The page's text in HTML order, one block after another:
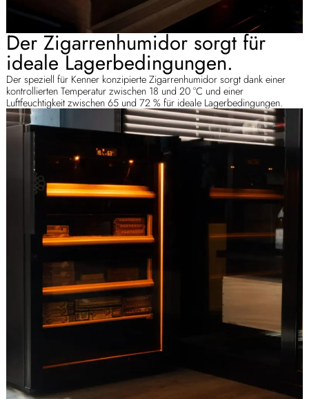
Der Zigarrenhumidor sorgt für
ideale Lagerbedingungen.
Der speziell für Kenner konzipierte Zigarrenhumidor sorgt dank einer
kontrollierten Temperatur zwischen 18 und 20 °C und einer
Luftfeuchtigkeit zwischen 65 und 72 % für ideale Lagerbedingungen.